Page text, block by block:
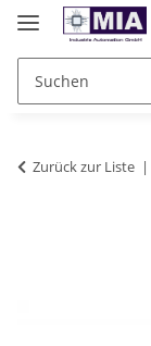
Zurück zur Liste